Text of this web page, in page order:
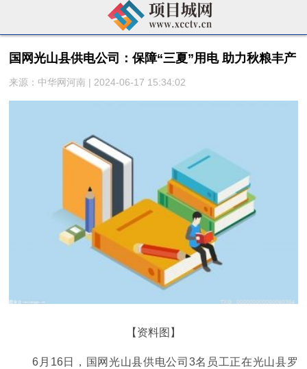
​国网光山县供电公司：保障“三夏”用电 助力秋粮丰产
来源：中华网河南 | 2024-06-17 15:34:02
【资料图】
6月16日，国网光山县供电公司3名员工正在光山县罗